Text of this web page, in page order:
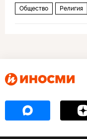
Общество Религия